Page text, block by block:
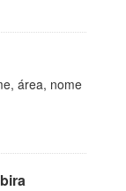
área, nome